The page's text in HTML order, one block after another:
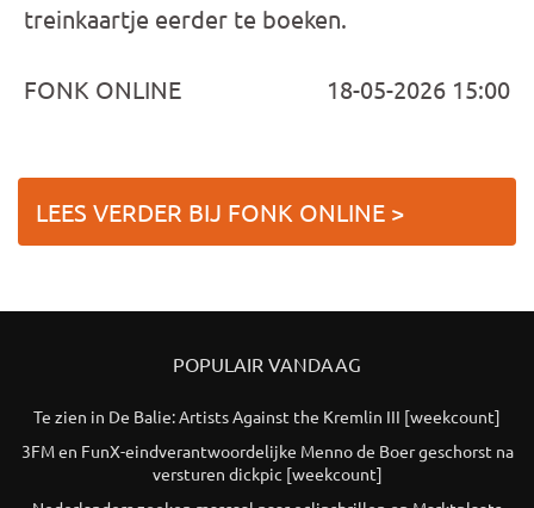
treinkaartje eerder te boeken.
FONK ONLINE 18-05-2026 15:00
LEES VERDER BIJ FONK ONLINE >
POPULAIR VANDAAG
Te zien in De Balie: Artists Against the Kremlin III [weekcount]
3FM en FunX-eindverantwoordelijke Menno de Boer geschorst na
versturen dickpic [weekcount]